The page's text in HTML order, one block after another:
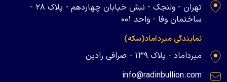
تهران - ولنجک - نبش خیابان چهاردهم - پلاک ۲۸ -
ساختمان وفا - واحد ۰۰۱
نمایندگی میرداماد(سکه)
میرداماد - پلاک ۱۳۹ - صرافی رادین
info@radinbullion.com